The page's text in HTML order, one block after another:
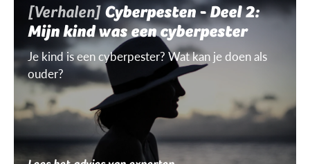
[Verhalen] Cyberpesten - Deel 2:
Mijn kind was een cyberpester
Je kind is een cyberpester? Wat kan je doen als
ouder?